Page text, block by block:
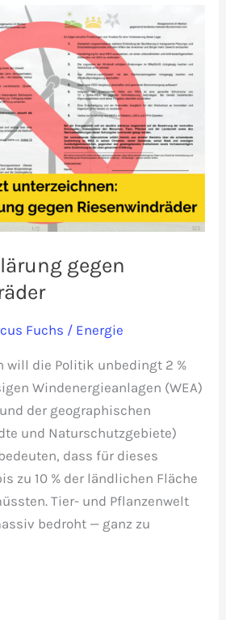
gegen
Fuchs / Energie
will die Politik unbedingt 2 %
Windenergieanlagen (WEA)
der geographischen
und Naturschutzgebiete)
dass für dieses
zu 10 % der ländlichen Fläche
Tier- und Pflanzenwelt
bedroht — ganz zu